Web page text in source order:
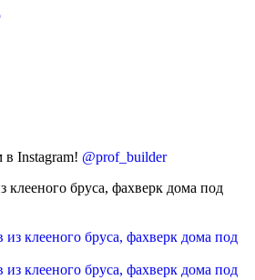
в Instagram! @prof_builder
клееного бруса, фахверк дома под